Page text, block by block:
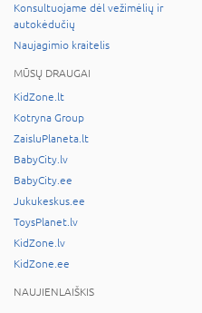
Konsultuojame dėl vežimėlių ir
autokėdučių
Naujagimio kraitelis
MŪSŲ DRAUGAI
KidZone.lt
Kotryna Group
ZaisluPlaneta.lt
BabyCity.lv
BabyCity.ee
Jukukeskus.ee
ToysPlanet.lv
KidZone.lv
KidZone.ee
NAUJIENLAIŠKIS